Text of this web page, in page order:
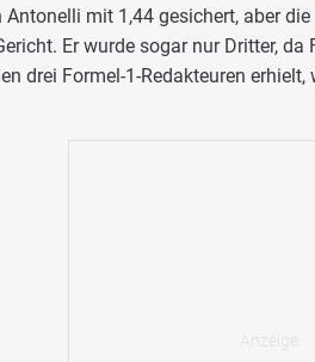
Antonelli mit 1,44 gesichert, aber
Er wurde sogar nur Dritter,
drei Formel-1-Redakteuren